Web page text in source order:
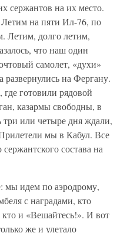
сержантов на их место.
Летим на пяти Ил-76, по
Летим, долго летим,
что наш один
самолет, «духи»
на Фергану.
готовили рядовой
казармы свободны, в
или четыре дня ждали,
мы в Кабул. Все
состава на
мы идем по аэродрому,
с наградами, кто
и «Вешайтесь!». И вот
же и улетало